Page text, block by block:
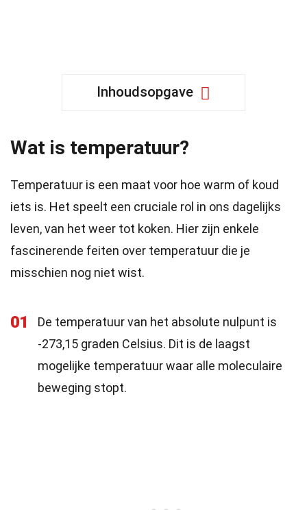
Inhoudsopgave
Wat is temperatuur?
Temperatuur is een maat voor hoe warm of koud
iets is. Het speelt een cruciale rol in ons dagelijks
leven, van het weer tot koken. Hier zijn enkele
fascinerende feiten over temperatuur die je
misschien nog niet wist.
01
De temperatuur van het absolute nulpunt is
-273,15 graden Celsius. Dit is de laagst
mogelijke temperatuur waar alle moleculaire
beweging stopt.